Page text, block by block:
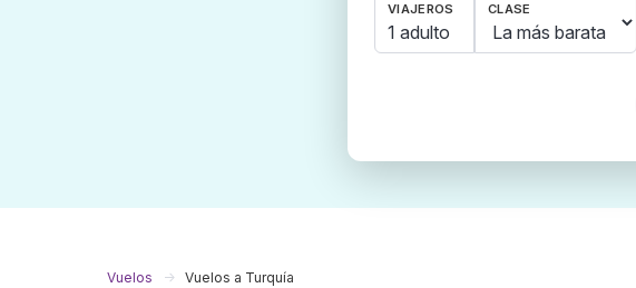
VIAJEROS
1 adulto
CLASE
Vuelos Vuelos a Turquía